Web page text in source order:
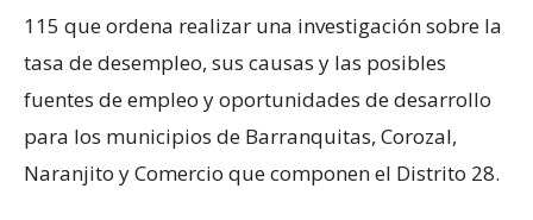
115 que ordena realizar una investigación sobre la
tasa de desempleo, sus causas y las posibles
fuentes de empleo y oportunidades de desarrollo
para los municipios de Barranquitas, Corozal,
Naranjito y Comercio que componen el Distrito 28.